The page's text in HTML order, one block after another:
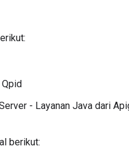
- Layanan Java dari
berikut: